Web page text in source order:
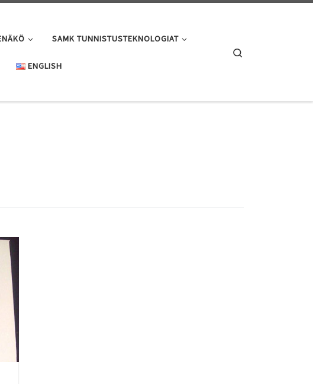
SAMK TUNNISTUSTEKNOLOGIAT
ENGLISH